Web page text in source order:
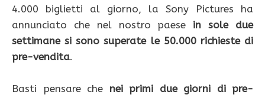
4.000 biglietti al giorno, la Sony Pictures ha
annunciato che nel nostro paese in sole due
settimane si sono superate le 50.000 richieste di
pre-vendita.
Basti pensare che nei primi due giorni di pre-